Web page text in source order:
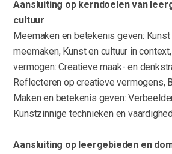
Aansluiting op kerndoelen van
cultuur
Meemaken en betekenis geven:
meemaken, Kunst en cultuur in
vermogen: Creatieve maak- en
Reflecteren op creatieve vermogens,
Maken en betekenis geven:
Kunstzinnige technieken en
Aansluiting op leergebieden en